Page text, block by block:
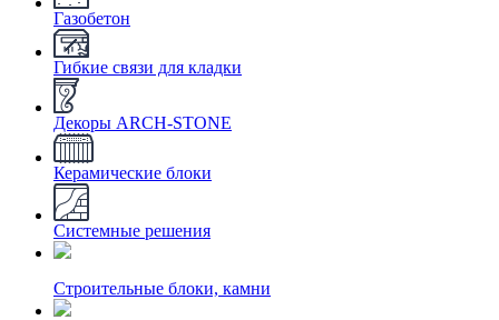
Газобетон
Гибкие связи для кладки
Декоры ARCH-STONE
Керамические блоки
Системные решения
Строительные блоки, камни